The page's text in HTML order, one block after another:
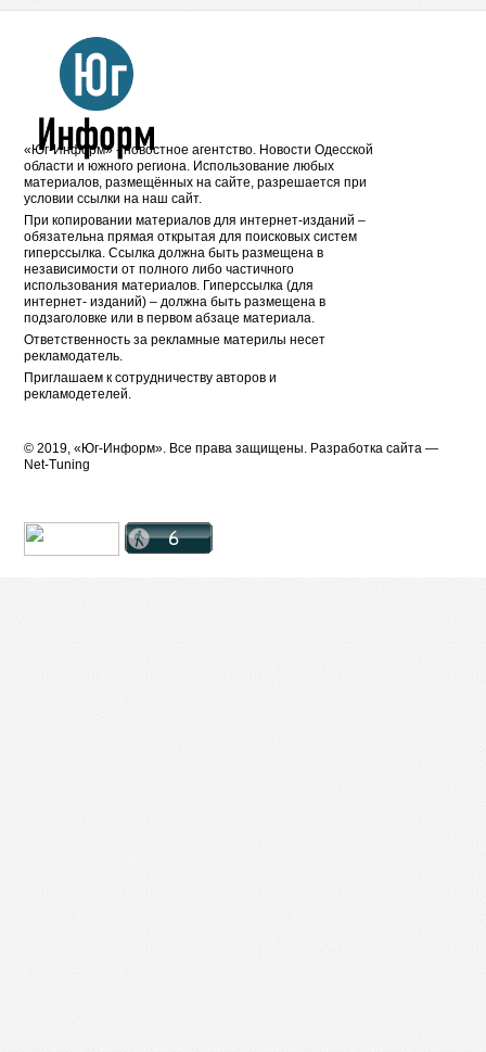
«Юг-Информ» - новостное агентство. Новости Одесской
области и южного региона. Использование любых
материалов, размещённых на сайте, разрешается при
условии ссылки на наш сайт.
При копировании материалов для интернет-изданий –
обязательна прямая открытая для поисковых систем
гиперссылка. Ссылка должна быть размещена в
независимости от полного либо частичного
использования материалов. Гиперссылка (для
интернет- изданий) – должна быть размещена в
подзаголовке или в первом абзаце материала.
Ответственность за рекламные материлы несет
рекламодатель.
Приглашаем к сотрудничеству авторов и
рекламодетелей.
© 2019, «Юг-Информ». Все права защищены. Разработка cайта —
Net-Tuning